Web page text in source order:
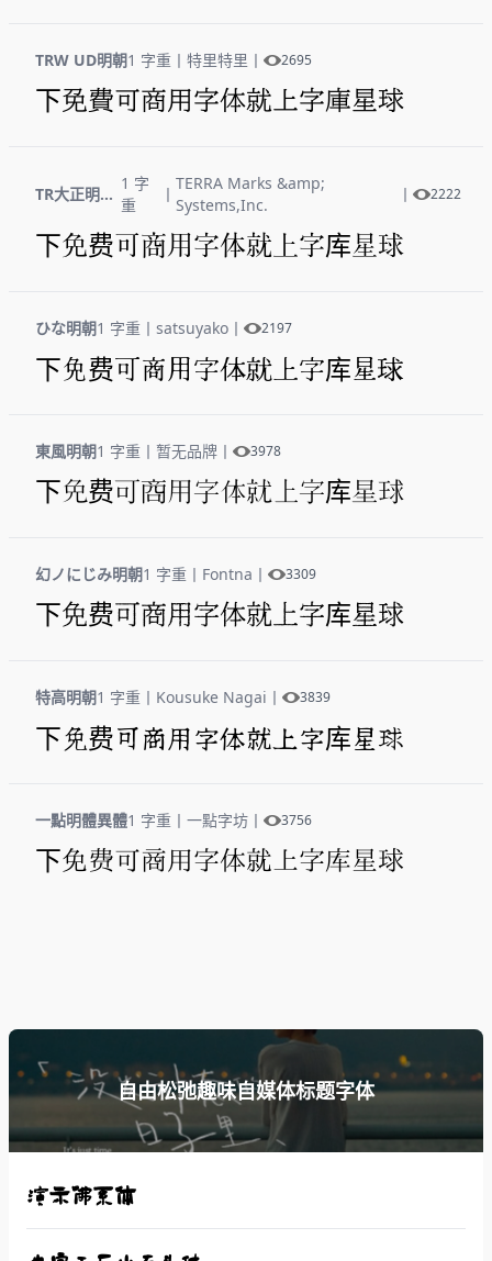
TRW UD明朝1 字重 丨 特里特里 丨 2695
下免费可商用字体就上字库星球
TR大正明朝体
1 字
重
丨
TERRA Marks &amp;
Systems,Inc.
丨 2222
下免费可商用字体就上字库星球
ひな明朝1 字重 丨 satsuyako 丨 2197
下免费可商用字体就上字库星球
東風明朝1 字重 丨 暂无品牌 丨 3978
下免费可商用字体就上字库星球
幻ノにじみ明朝1 字重 丨 Fontna 丨 3309
下免费可商用字体就上字库星球
特高明朝1 字重 丨 Kousuke Nagai 丨 3839
下免费可商用字体就上字库星球
一點明體異體1 字重 丨 一點字坊 丨 3756
下免费可商用字体就上字库星球
自由松弛趣味自媒体标题字体
演示佛系体